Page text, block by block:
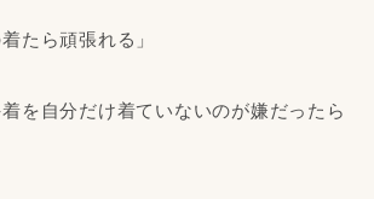
たら頑張れる」
を自分だけ着ていないのが嫌だったら